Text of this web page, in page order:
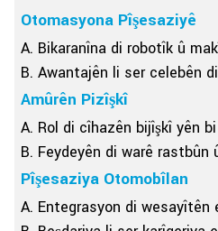
Otomasyona Pîşesaziyê
A. Bikaranîna di robotîk û
B. Awantajên li ser celebên
Amûrên Pizîşkî
A. Rol di cîhazên bijîşkî yên
B. Feydeyên di warê rastbûn
Pîşesaziya Otomobîlan
A. Entegrasyon di wesayîtên